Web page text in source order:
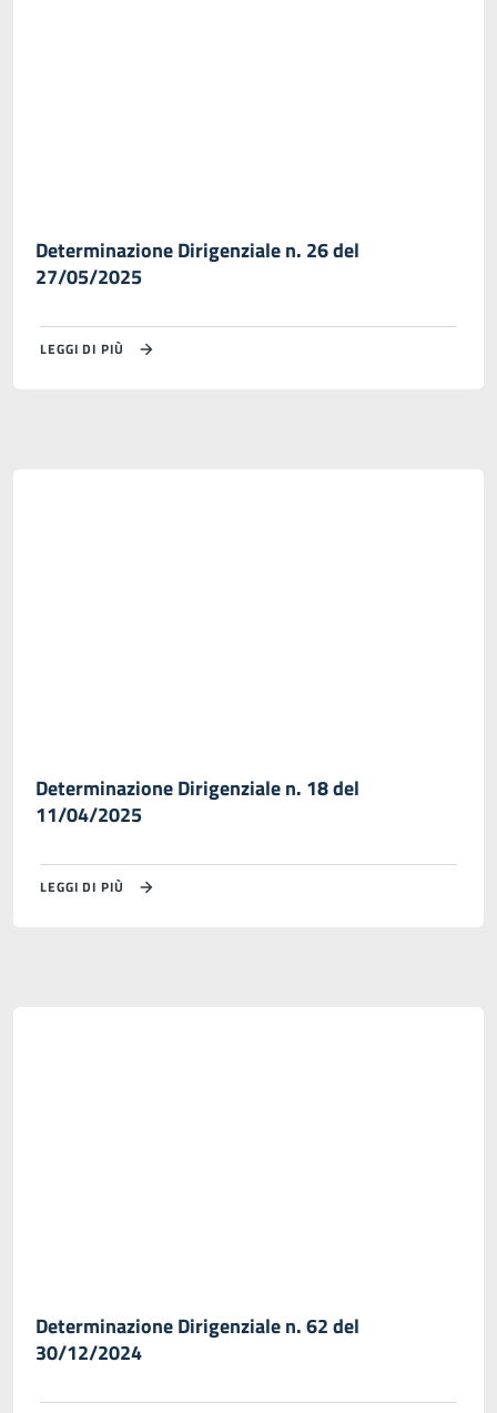
Determinazione Dirigenziale n. 26 del
27/05/2025
LEGGI DI PIÙ
Determinazione Dirigenziale n. 18 del
11/04/2025
LEGGI DI PIÙ
Determinazione Dirigenziale n. 62 del
30/12/2024